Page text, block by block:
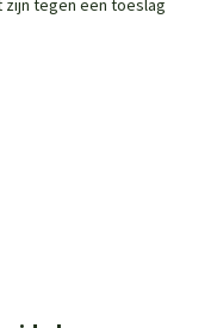
tegen een toeslag